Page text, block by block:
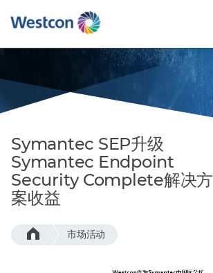
们的价值观
什么选择卫实康?
们的优势
们的技术
育培训
业服务
术支持
务支持
司概述
导团队
贤纳士
球办公地点
为合作伙伴
Symantec SEP升级
Symantec Endpoint
Security Complete解决方
案收益
市场活动